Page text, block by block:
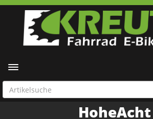
Toggle navigation
HoheAcht